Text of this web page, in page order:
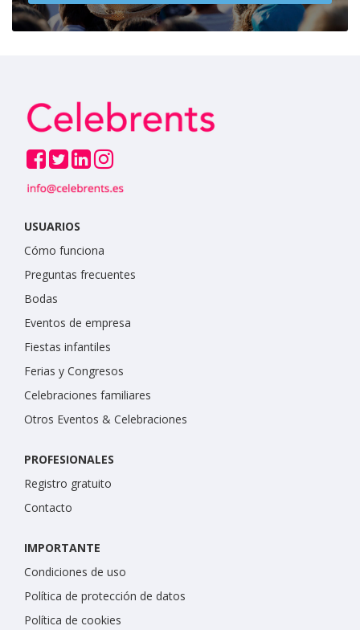
USUARIOS
Cómo funciona
Preguntas frecuentes
Bodas
Eventos de empresa
Fiestas infantiles
Ferias y Congresos
Celebraciones familiares
Otros Eventos & Celebraciones
PROFESIONALES
Registro gratuito
Contacto
IMPORTANTE
Condiciones de uso
Política de protección de datos
Política de cookies